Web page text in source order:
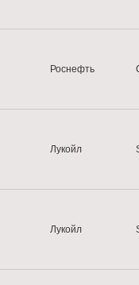
Роснефть
Лукойл
Лукойл